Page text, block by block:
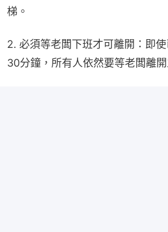
梯。
2. 必須等老闆下班才可離開：即
30分鐘，所有人依然要等老闆離